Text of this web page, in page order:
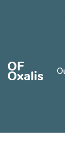
Aller au
OF
Oxalis